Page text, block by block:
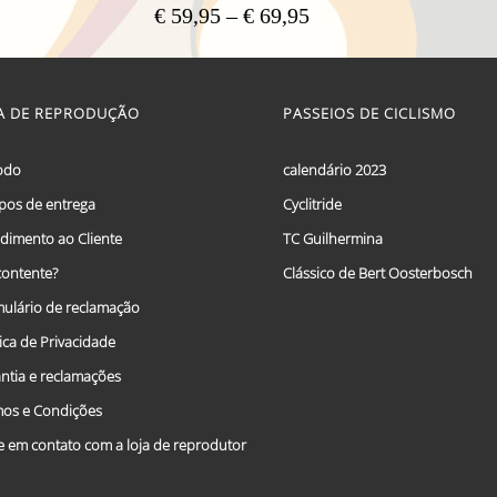
€ 59,95 – € 69,95Price
range:
€ 59,95
€ 69,95
multiple
DE REPRODUÇÃO
de entrega
ao Cliente
de reclamação
de Privacidade
e reclamações
e Condições
em contato com a loja de reprodutor
PASSEIOS DE CICLISMO
calendário 2023
Cyclitride
TC Guilhermina
Clássico de Bert Oosterbosch